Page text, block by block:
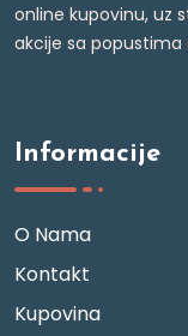
online kupovinu, uz
akcije sa popustima
Informacije
O Nama
Kontakt
Kupovina